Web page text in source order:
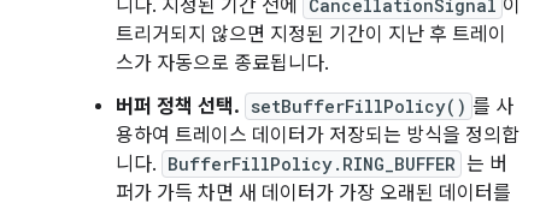
니다. 지정된 기간 전에
CancellationSignal 이
트리거되지 않으면 지정된 기간이 지난 후 트레이
스가 자동으로 종료됩니다.
버퍼 정책 선택. setBufferFillPolicy() 를 사
용하여 트레이스 데이터가 저장되는 방식을 정의합
니다. BufferFillPolicy.RING_BUFFER 는 버
퍼가 가득 차면 새 데이터가 가장 오래된 데이터를